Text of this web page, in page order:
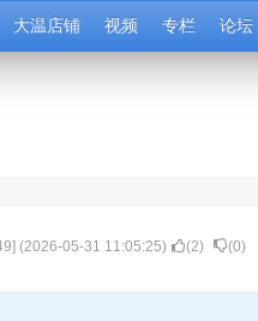
大温店铺 视频 专栏 论坛
] (2026-05-31 11:05:25) (2) (0)